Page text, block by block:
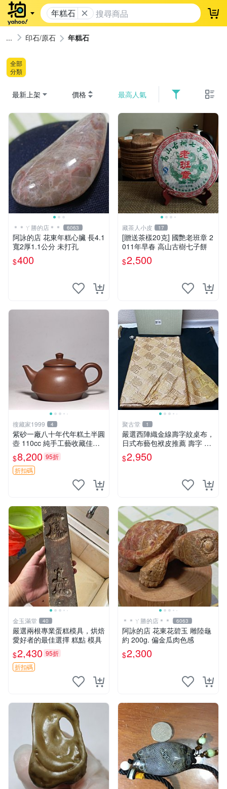
年糕石 登
印石/原石 年糕石
全部
分類
最新上架 價格 最高人氣
＊＊ㄚ勝的店＊＊ 6063
阿詠的店 花東年糕心臟 長4.1
寬2厚1.1公分 未打孔
$400
藏茶人小皮 17
[贈送茶樣20克] 國艷老班章 2
011年早春 高山古樹七子餅
$2,500
搜藏家1999 4
紫砂一廠八十年代年糕土半圓
壺 110cc 純手工藝收藏佳品
小品實用 泥料珍稀 壺藝典藏
年糕土 売場專輯 半圓壺 泥料
特質
$8,200 95折
折扣碼
聚古堂 1
嚴選西陣織金線壽字紋桌布，
日式布藝包袱皮推薦 壽字 織
金 西陣
$2,950
金玉滿堂 40
嚴選兩根專業蛋糕模具，烘焙
愛好者的最佳選擇 糕點 模具
$2,430 95折
折扣碼
＊＊ㄚ勝的店＊＊ 6063
阿詠的店 花東花碧玉 雕陸龜
約 200g. 偏金瓜肉色感
$2,300